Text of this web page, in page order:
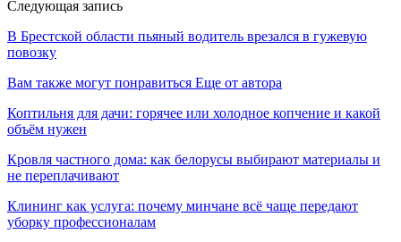
Следующая запись
В Брестской области пьяный водитель врезался в гужевую
повозку
Вам также могут понравиться Еще от автора
Коптильня для дачи: горячее или холодное копчение и какой
объём нужен
Кровля частного дома: как белорусы выбирают материалы и
не переплачивают
Клининг как услуга: почему минчане всё чаще передают
уборку профессионалам